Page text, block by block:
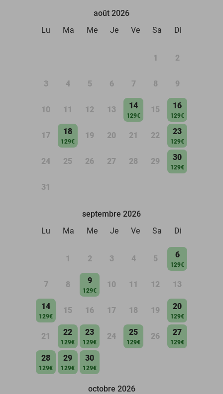
août 2026
Lu
Ma Me Je Ve Sa Di
1 2
3 4 5 6 7 8 9
10 11 12 13 14
129€
15 16
129€
17 18
129€
19 20 21 22 23
129€
24 25 26 27 28 29 30
129€
31
septembre 2026
Lu
Ma Me Je Ve Sa Di
1 2 3 4 5 6
129€
7 8 9
129€
10 11 12 13
14
129€
15 16 17 18 19 20
129€
21 22
129€
23
129€
24 25
129€
26 27
129€
28
129€
29
129€
30
129€
octobre 2026